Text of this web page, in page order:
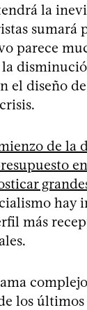
la
sumará
parece
el diseño
de la
hay
más
los